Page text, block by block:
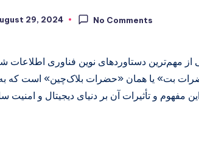
29, 2024 No Comments
از مهم‌ترین دستاوردهای نوین فناوری اطلاعات
بت» یا همان «حضرات بلاک‌چین» است که به